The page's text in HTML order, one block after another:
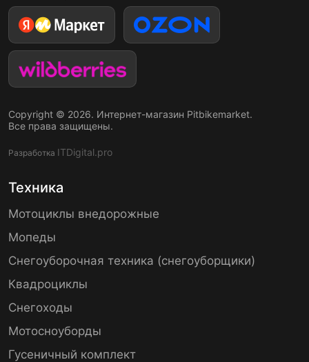
Copyright © 2026. Интернет-магазин Pitbikemarket.
Все права защищены.
Разработка ITDigital.pro
Техника
Мотоциклы внедорожные
Мопеды
Снегоуборочная техника (снегоуборщики)
Квадроциклы
Снегоходы
Мотосноуборды
Гусеничный комплект